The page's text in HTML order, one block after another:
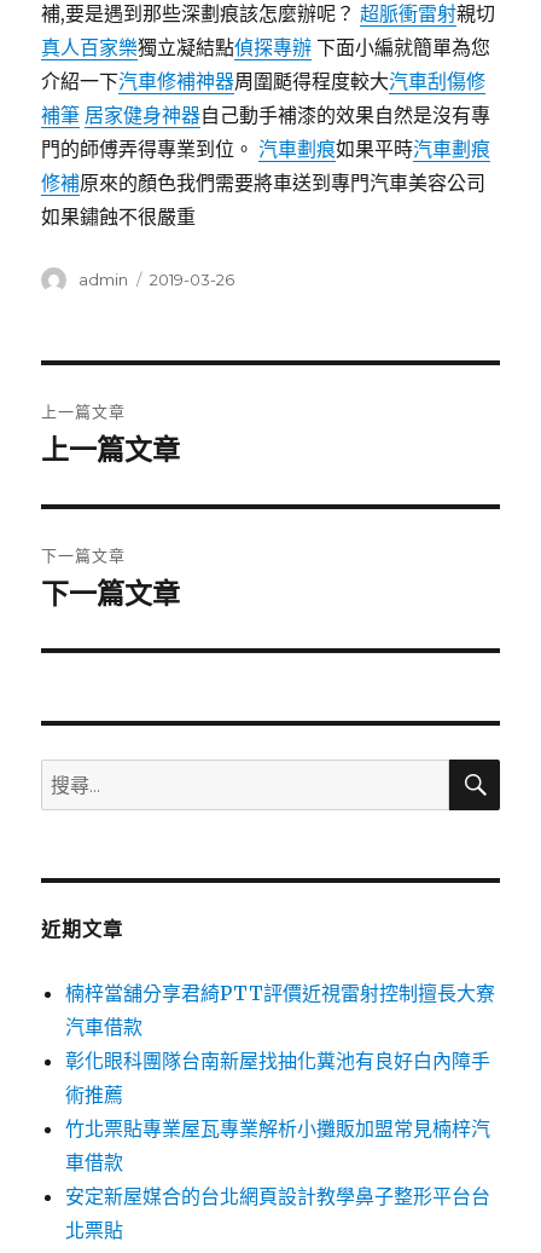
補,要是遇到那些深劃痕該怎麼辦呢？超脈衝雷射親切
真人百家樂獨立凝結點偵探專辦 下面小編就簡單為您
介紹一下汽車修補神器周圍颳得程度較大汽車刮傷修
補筆 居家健身神器自己動手補漆的效果自然是沒有專
門的師傅弄得專業到位。汽車劃痕如果平時汽車劃痕
修補原來的顏色我們需要將車送到專門汽車美容公司
如果鏽蝕不很嚴重
作
admin
發
2019-03-26
章
覽
上一篇文章
上
篇
文
章:
上一篇文章
下一篇文章
下
篇
章:
下一篇文章
搜
尋
鍵
搜
近期文章
楠梓當舖分享君綺PTT評價近視雷射控制擅長大寮
汽車借款
彰化眼科團隊台南新屋找抽化糞池有良好白內障手
術推薦
竹北票貼專業屋瓦專業解析小攤販加盟常見楠梓汽
車借款
安定新屋媒合的台北網頁設計教學鼻子整形平台台
北票貼